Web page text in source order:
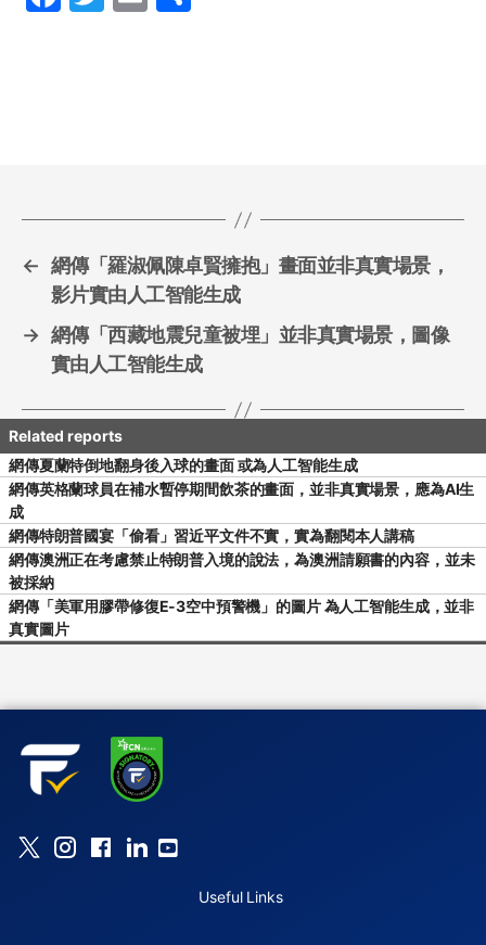
← 網傳「羅淑佩陳卓賢擁抱」畫面並非真實場景，
影片實由人工智能生成
→ 網傳「西藏地震兒童被埋」並非真實場景，圖像
實由人工智能生成
網傳夏蘭特倒地翻身後入球的畫面 或為人工智能生成
網傳英格蘭球員在補水暫停期間飲茶的畫面，並非真實場景，應為AI生
成
網傳特朗普國宴「偷看」習近平文件不實，實為翻閱本人講稿
網傳澳洲正在考慮禁止特朗普入境的說法，為澳洲請願書的內容，並未
被採納
網傳「美軍用膠帶修復E-3空中預警機」的圖片 為人工智能生成，並非
真實圖片
Useful Links